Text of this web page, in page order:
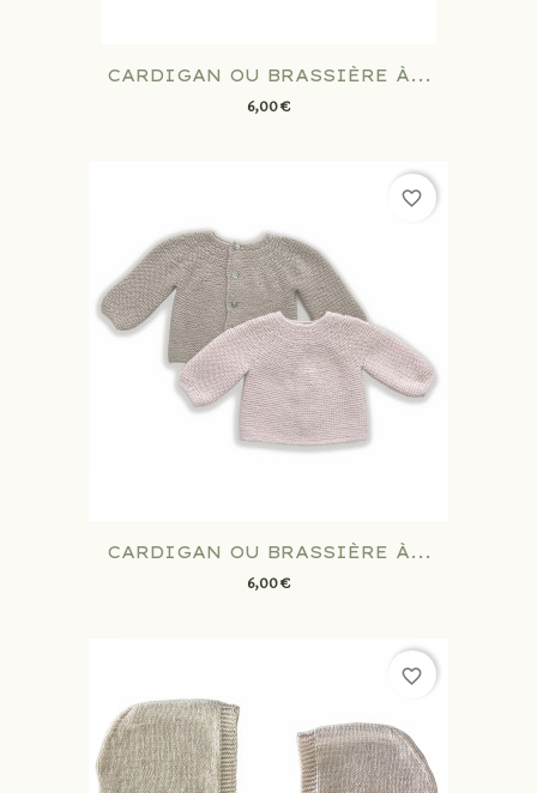
CARDIGAN OU BRASSIÈRE À...
6,00 €
CARDIGAN OU BRASSIÈRE À...
6,00 €
favorite_border
favorite_border